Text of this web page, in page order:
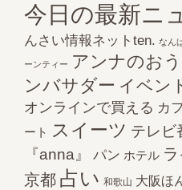
今日の最新ニ
んさい情報ネットten. なん
ーンティー アンナのお
ンバサダー イベン
オンラインで買える カ
ート
スイーツ テレビ
『anna』
パン ホテル
京都 占い 和歌山 大阪ほ